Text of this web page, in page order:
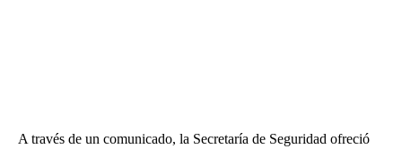
A través de un comunicado, la Secretaría de Seguridad ofreció